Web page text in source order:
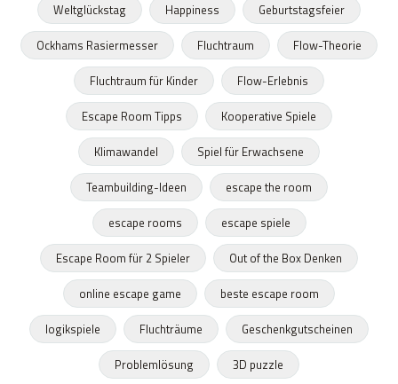
Weltglückstag
Happiness
Geburtstagsfeier
Ockhams Rasiermesser
Fluchtraum
Flow-Theorie
Fluchtraum für Kinder
Flow-Erlebnis
Escape Room Tipps
Kooperative Spiele
Klimawandel
Spiel für Erwachsene
Teambuilding-Ideen
escape the room
escape rooms
escape spiele
Escape Room für 2 Spieler
Out of the Box Denken
online escape game
beste escape room
logikspiele
Fluchträume
Geschenkgutscheinen
Problemlösung
3D puzzle